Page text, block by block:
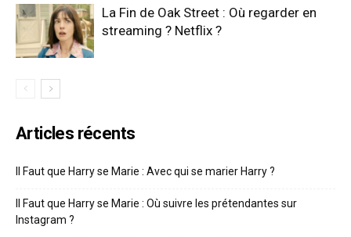
La Fin de Oak Street : Où regarder en
streaming ? Netflix ?
Articles récents
Il Faut que Harry se Marie : Avec qui se marier Harry ?
Il Faut que Harry se Marie : Où suivre les prétendantes sur
Instagram ?